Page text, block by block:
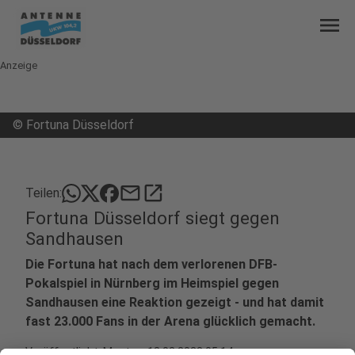
menu
Anzeige
© Fortuna Düsseldorf
Teilen: mailopen_in_new
Fortuna Düsseldorf siegt gegen
Sandhausen
Die Fortuna hat nach dem verlorenen DFB-
Pokalspiel in Nürnberg im Heimspiel gegen
Sandhausen eine Reaktion gezeigt - und hat damit
fast 23.000 Fans in der Arena glücklich gemacht.
Veröffentlicht:Montag, 13.02.2023 05:14